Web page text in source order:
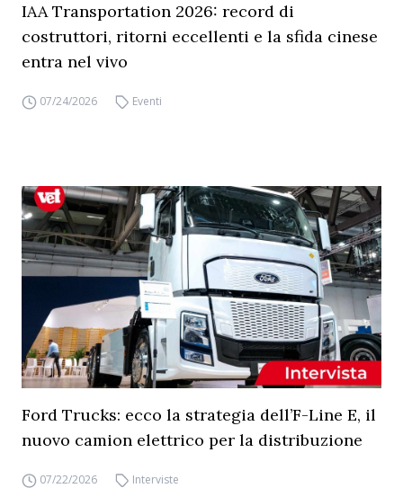
IAA Transportation 2026: record di
costruttori, ritorni eccellenti e la sfida cinese
entra nel vivo
07/24/2026 Eventi
Ford Trucks: ecco la strategia dell’F-Line E, il
nuovo camion elettrico per la distribuzione
07/22/2026 Interviste